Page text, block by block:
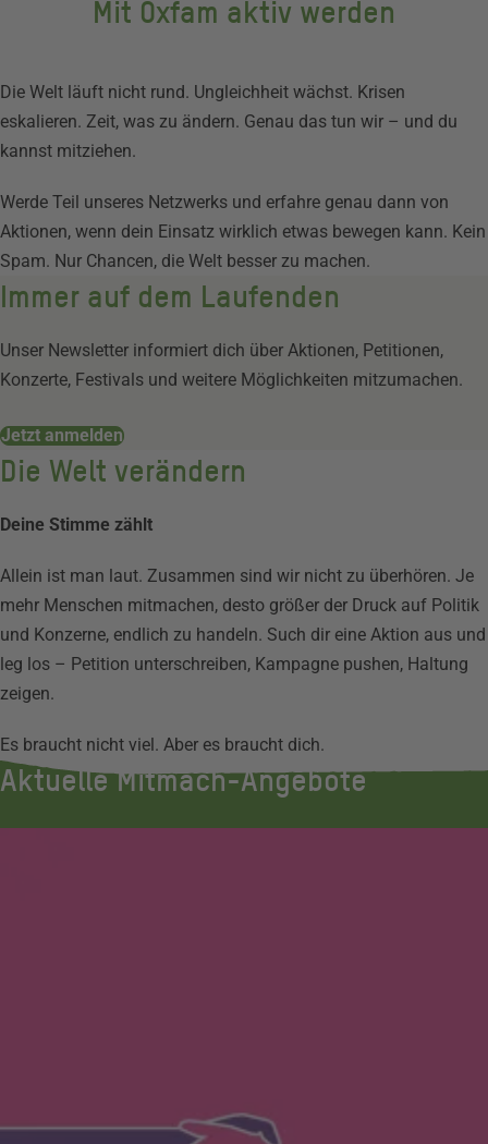
Mit Oxfam aktiv werden
Die Welt läuft nicht rund. Ungleichheit wächst. Krisen
eskalieren. Zeit, was zu ändern. Genau das tun wir – und du
kannst mitziehen.
Werde Teil unseres Netzwerks und erfahre genau dann von
Aktionen, wenn dein Einsatz wirklich etwas bewegen kann. Kein
Spam. Nur Chancen, die Welt besser zu machen.
Immer auf dem Laufenden
Unser Newsletter informiert dich über Aktionen, Petitionen,
Konzerte, Festivals und weitere Möglichkeiten mitzumachen.
Jetzt anmelden
Die Welt verändern
Deine Stimme zählt
Allein ist man laut. Zusammen sind wir nicht zu überhören. Je
mehr Menschen mitmachen, desto größer der Druck auf Politik
und Konzerne, endlich zu handeln. Such dir eine Aktion aus und
leg los – Petition unterschreiben, Kampagne pushen, Haltung
zeigen.
Es braucht nicht viel. Aber es braucht dich.
Aktuelle Mitmach-Angebote